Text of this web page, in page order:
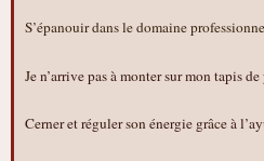
S’épanouir dans le domaine
Je n’arrive pas à monter sur mon tapis de
Cerner et réguler son énergie grâce à